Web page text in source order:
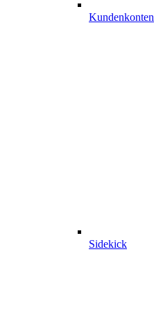
Kundenkonten
Sidekick